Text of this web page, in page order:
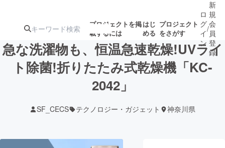
プロジェクトを掲
載するには
はじ
める
プロジェクト
をさがす
注目の新着プロ 募集終了が近いプ
ロ
グ
イ
ン
/
新
規
会
員
登
録
急な洗濯物も、恒温急速乾燥!UVライ
ト除菌!折りたたみ式乾燥機「KC-
2042」
SF_CECS テクノロジー・ガジェット 神奈川県